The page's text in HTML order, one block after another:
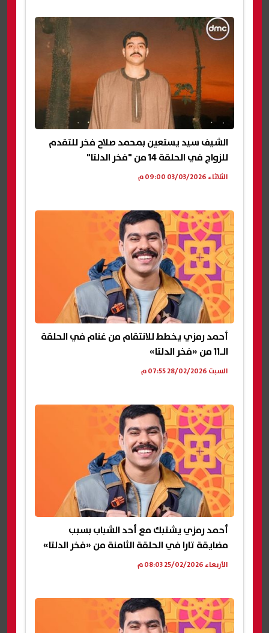
الشيف سيد يستعين بمحمد صلاح فخر للتقدم
للزواج في الحلقة 14 من "فخر الدلتا"
الثلاثاء 03/03/2026 09:00 م
أحمد رمزي يخطط للانتقام من غنام في الحلقة
الـ11 من «فخر الدلتا»
السبت 28/02/2026 07:55 م
أحمد رمزي يشتبك مع أحد الشباب بسبب
مضايقة تارا في الحلقة الثامنة من «فخر الدلتا»
الأربعاء 25/02/2026 08:03 م